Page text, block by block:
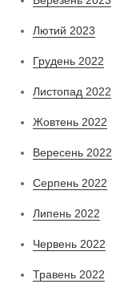
Лютий 2023
Грудень 2022
Листопад 2022
Жовтень 2022
Вересень 2022
Серпень 2022
Липень 2022
Червень 2022
Травень 2022